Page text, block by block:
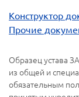
Конструктор
Прочие
Образец устава
из общей и
обязательным